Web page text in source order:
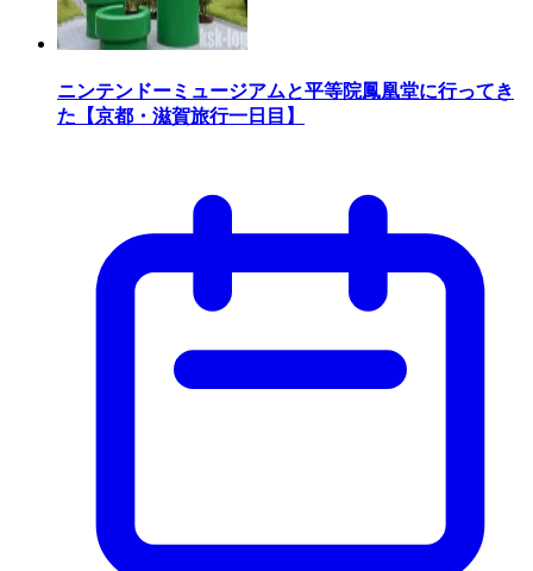
ニンテンドーミュージアムと平等院鳳凰堂に行ってき
た【京都・滋賀旅行一日目】